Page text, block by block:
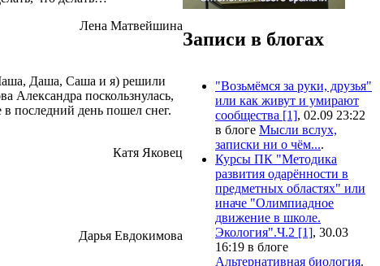
Лена Матвейшина
Даша, Саша и я) решили
Александра поскользнулась,
последний день пошел снег.
Катя Яковец
Дарья Евдокимова
Записи в блогах
"Возьмёмся за руки, друзья"
или как живут и умирают
сообщества [1], 02.09 23:22
в блоге Мысли вслух,
записки ни о чём....
Курсы ПК "Методика
развития одарённости в
предметных областях" или
иначе "Олимпиадное
движение в школе.
Экология".Ч.2 [1], 30.03
16:19 в блоге
Альтернативная биология.